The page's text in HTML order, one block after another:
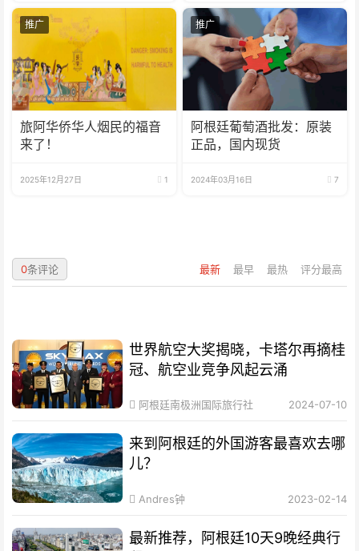
推广
旅阿华侨华人烟民的福音
来了！
2025年12月27日 1
推广
阿根廷葡萄酒批发：原装
正品，国内现货
2024年03月16日 7
最新 最早 最热 评分最高
0条评论
世界航空大奖揭晓，卡塔尔再摘桂
冠、航空业竞争风起云涌
阿根廷南极洲国际旅行社 2024-07-10
来到阿根廷的外国游客最喜欢去哪
儿？
Andres钟 2023-02-14
最新推荐，阿根廷10天9晚经典行